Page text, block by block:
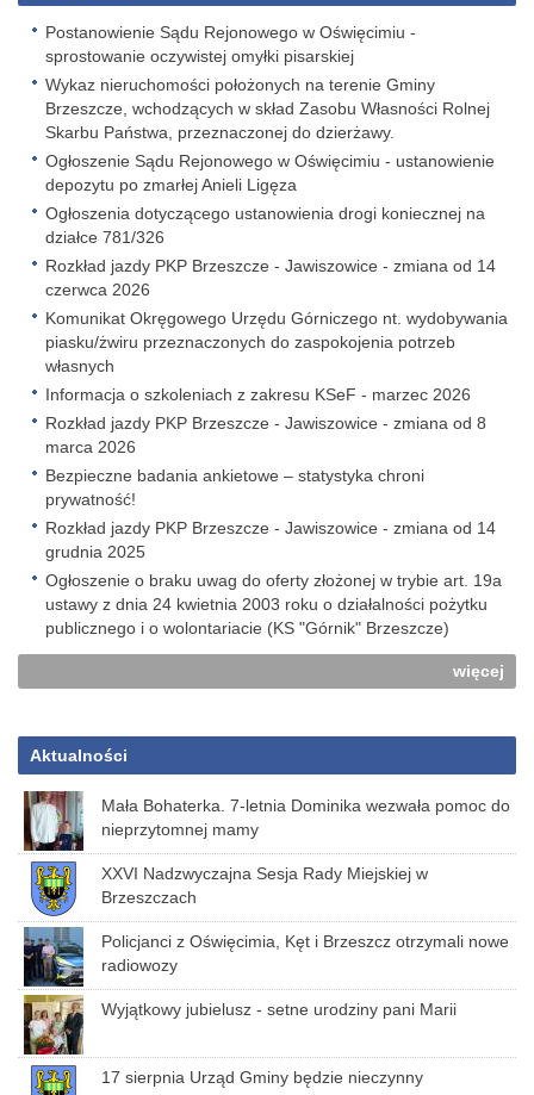
Postanowienie Sądu Rejonowego w Oświęcimiu -
sprostowanie oczywistej omyłki pisarskiej
Wykaz nieruchomości położonych na terenie Gminy
Brzeszcze, wchodzących w skład Zasobu Własności Rolnej
Skarbu Państwa, przeznaczonej do dzierżawy.
Ogłoszenie Sądu Rejonowego w Oświęcimiu - ustanowienie
depozytu po zmarłej Anieli Ligęza
Ogłoszenia dotyczącego ustanowienia drogi koniecznej na
działce 781/326
Rozkład jazdy PKP Brzeszcze - Jawiszowice - zmiana od 14
czerwca 2026
Komunikat Okręgowego Urzędu Górniczego nt. wydobywania
piasku/żwiru przeznaczonych do zaspokojenia potrzeb
własnych
Informacja o szkoleniach z zakresu KSeF - marzec 2026
Rozkład jazdy PKP Brzeszcze - Jawiszowice - zmiana od 8
marca 2026
Bezpieczne badania ankietowe – statystyka chroni
prywatność!
Rozkład jazdy PKP Brzeszcze - Jawiszowice - zmiana od 14
grudnia 2025
Ogłoszenie o braku uwag do oferty złożonej w trybie art. 19a
ustawy z dnia 24 kwietnia 2003 roku o działalności pożytku
publicznego i o wolontariacie (KS "Górnik" Brzeszcze)
więcej
Aktualności
Mała Bohaterka. 7-letnia Dominika wezwała pomoc do
nieprzytomnej mamy
XXVI Nadzwyczajna Sesja Rady Miejskiej w
Brzeszczach
Policjanci z Oświęcimia, Kęt i Brzeszcz otrzymali nowe
radiowozy
Wyjątkowy jubielusz - setne urodziny pani Marii
17 sierpnia Urząd Gminy będzie nieczynny